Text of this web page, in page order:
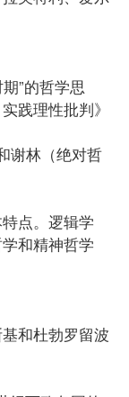
”的哲学思
践理性批判》
林（绝对哲
点。逻辑学
和精神哲学
和杜勃罗留波